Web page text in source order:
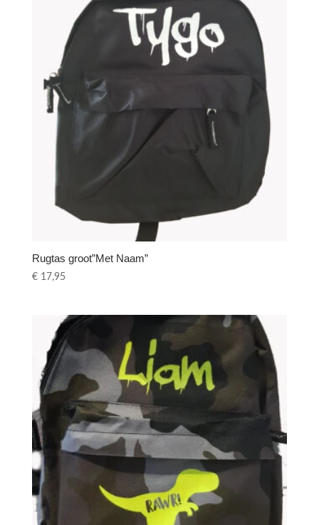
Rugtas groot”Met Naam”
€17,95